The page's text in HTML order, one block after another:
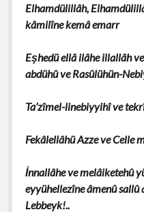
Elhamdülillâh,
kâmilîne kemâ emarr
Eşhedü ellâ ilâhe illallâh
abdühû ve Rasûlühün-
Ta’zîmel-linebiyyihî ve
Fekâlellâhü Azze ve
İnnallâhe ve melâiketehû
eyyühellezîne âmenû
Lebbeyk!..